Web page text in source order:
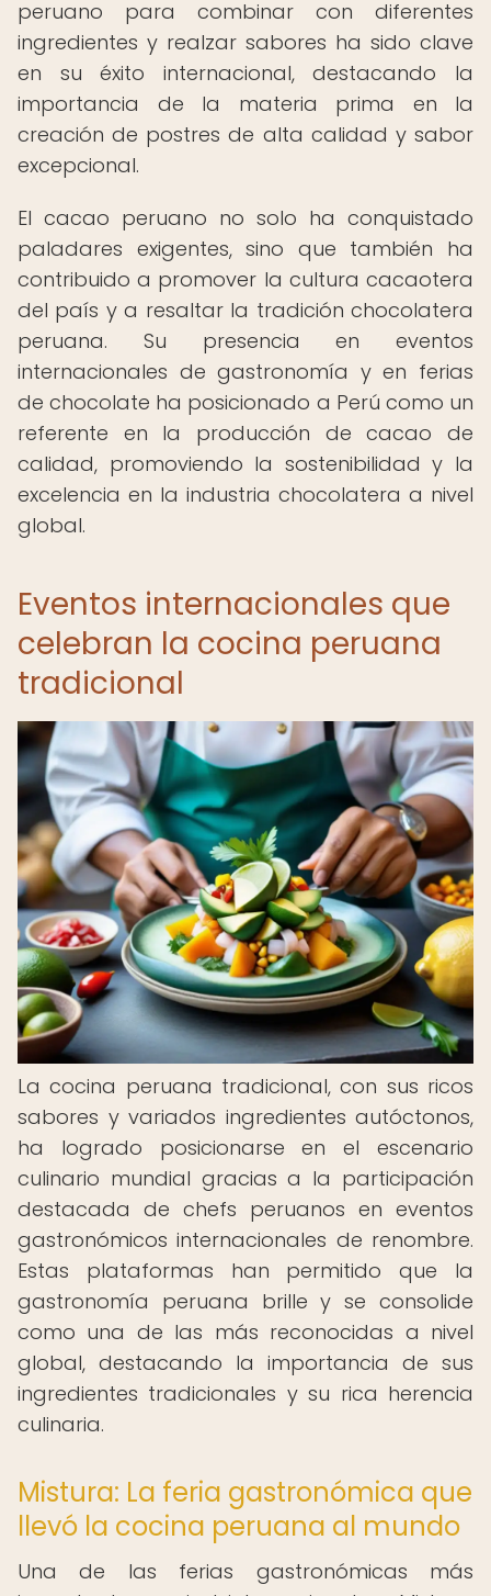
peruano para combinar con diferentes
ingredientes y realzar sabores ha sido clave
en su éxito internacional, destacando la
importancia de la materia prima en la
creación de postres de alta calidad y sabor
excepcional.
El cacao peruano no solo ha conquistado
paladares exigentes, sino que también ha
contribuido a promover la cultura cacaotera
del país y a resaltar la tradición chocolatera
peruana. Su presencia en eventos
internacionales de gastronomía y en ferias
de chocolate ha posicionado a Perú como un
referente en la producción de cacao de
calidad, promoviendo la sostenibilidad y la
excelencia en la industria chocolatera a nivel
global.
Eventos internacionales que
celebran la cocina peruana
tradicional
La cocina peruana tradicional, con sus ricos
sabores y variados ingredientes autóctonos,
ha logrado posicionarse en el escenario
culinario mundial gracias a la participación
destacada de chefs peruanos en eventos
gastronómicos internacionales de renombre.
Estas plataformas han permitido que la
gastronomía peruana brille y se consolide
como una de las más reconocidas a nivel
global, destacando la importancia de sus
ingredientes tradicionales y su rica herencia
culinaria.
Mistura: La feria gastronómica que
llevó la cocina peruana al mundo
Una de las ferias gastronómicas más